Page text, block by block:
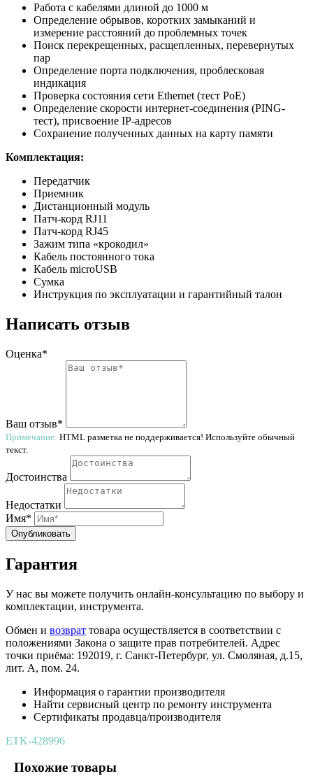
Работа с кабелями длиной до 1000 м
Определение обрывов, коротких замыканий и
измерение расстояний до проблемных точек
Поиск перекрещенных, расщепленных, перевернутых
пар
Определение порта подключения, проблесковая
индикация
Проверка состояния сети Ethernet (тест PoE)
Определение скорости интернет-соединения (PING-
тест), присвоение IP-адресов
Сохранение полученных данных на карту памяти
Комплектация:
Передатчик
Приемник
Дистанционный модуль
Патч-корд RJ11
Патч-корд RJ45
Зажим типа «крокодил»
Кабель постоянного тока
Кабель microUSB
Сумка
Инструкция по эксплуатации и гарантийный талон
Написать отзыв
Оценка*
Ваш отзыв*
Примечание: HTML разметка не поддерживается! Используйте обычный
текст.
Достоинства
Недостатки
Имя*
Опубликовать
Гарантия
У нас вы можете получить онлайн-консультацию по выбору и
комплектации, инструмента.
Обмен и возврат товара осуществляется в соответствии с
положениями Закона о защите прав потребителей. Адрес
точки приёма: 192019, г. Санкт-Петербург, ул. Смоляная, д.15,
лит. А, пом. 24.
Информация о гарантии производителя
Найти сервисный центр по ремонту инструмента
Сертификаты продавца/производителя
ETK-428996
Похожие товары